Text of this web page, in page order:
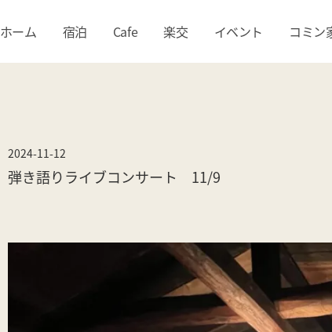
ホーム 宿泊 Cafe 楽交 イベント コミン
2024-11-12
弾き語りライブコンサート 11/9